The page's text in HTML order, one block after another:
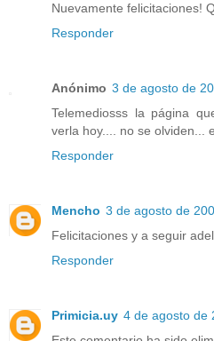
Nuevamente felicitaciones!
Responder
Anónimo 3 de agosto de
Telemediosss la página
verla hoy.... no se olviden...
Responder
Mencho 3 de agosto de
Felicitaciones y a seguir
Responder
Primicia.uy 4 de agosto de